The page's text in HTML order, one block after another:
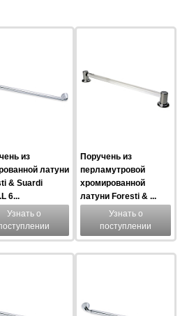
из
латуни
& Suardi
6...
Узнать о
Поручень из
перламутровой
хромированной
латуни Foresti & ...
Узнать о
поступлении